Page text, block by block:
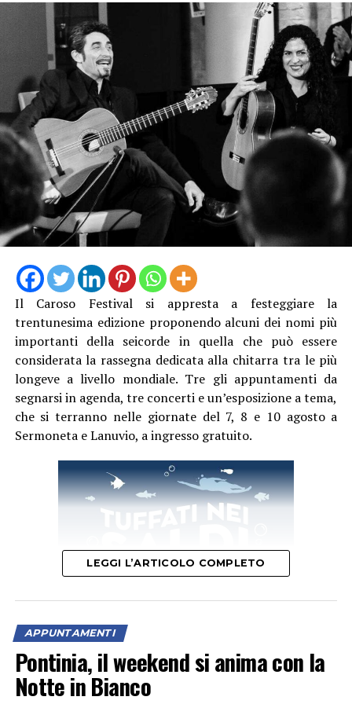
Il Caroso Festival si appresta a festeggiare la
trentunesima edizione proponendo alcuni dei nomi più
importanti della seicorde in quella che può essere
considerata la rassegna dedicata alla chitarra tra le più
longeve a livello mondiale. Tre gli appuntamenti da
segnarsi in agenda, tre concerti e un’esposizione a tema,
che si terranno nelle giornate del 7, 8 e 10 agosto a
Sermoneta e Lanuvio, a ingresso gratuito.
Il primo appuntamento è per venerdì 7 agosto dalle ore
21 con Leo Andersen e Valentina Ranalli protagonisti di
LEGGI L’ARTICOLO COMPLETO
APPUNTAMENTI
Pontinia, il weekend si anima con la
Notte in Bianco